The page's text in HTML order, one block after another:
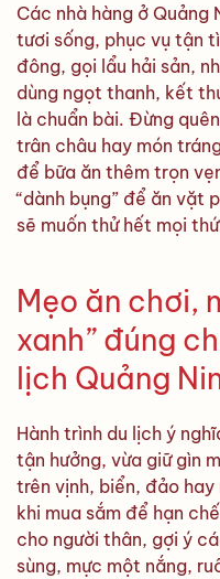
Các nhà hàng ở Quảng
tươi sống, phục vụ tận
đông, gọi lẩu hải sản,
dùng ngọt thanh, kết
là chuẩn bài. Đừng
trân châu hay món
để bữa ăn thêm trọn
“dành bụng” để ăn vặt
sẽ muốn thử hết mọi
Mẹo ăn chơi,
xanh” đúng
lịch Quảng
Hành trình du lịch ý
tận hưởng, vừa giữ gìn
trên vịnh, biển, đảo hay
khi mua sắm để hạn
cho người thân, gợi ý
sùng, mực một nắng,